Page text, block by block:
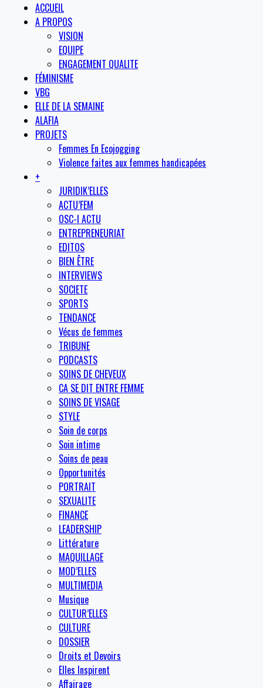
ACCUEIL
A PROPOS
VISION
EQUIPE
ENGAGEMENT QUALITE
FÉMINISME
VBG
ELLE DE LA SEMAINE
ALAFIA
PROJETS
Femmes En Ecojogging
Violence faites aux femmes handicapées
+
JURIDIK’ELLES
ACTU’FEM
OSC-I ACTU
ENTREPRENEURIAT
EDITOS
BIEN ÊTRE
INTERVIEWS
SOCIETE
SPORTS
TENDANCE
Vécus de femmes
TRIBUNE
PODCASTS
SOINS DE CHEVEUX
CA SE DIT ENTRE FEMME
SOINS DE VISAGE
STYLE
Soin de corps
Soin intime
Soins de peau
Opportunités
PORTRAIT
SEXUALITE
FINANCE
LEADERSHIP
Littérature
MAQUILLAGE
MOD’ELLES
MULTIMEDIA
Musique
CULTUR’ELLES
CULTURE
DOSSIER
Droits et Devoirs
Elles Inspirent
Affairage